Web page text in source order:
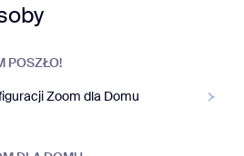
POSZŁO!
Zoom dla Domu